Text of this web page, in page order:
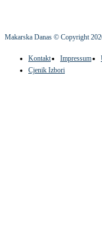
Makarska Danas © Copyright
Kontakt Impressum
Cjenik Izbori